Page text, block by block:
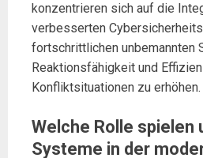
konzentrieren sich auf die
verbesserten
fortschrittlichen unbemannten
Reaktionsfähigkeit und
Konfliktsituationen zu erhöhen.
Welche Rolle spielen
Systeme in der